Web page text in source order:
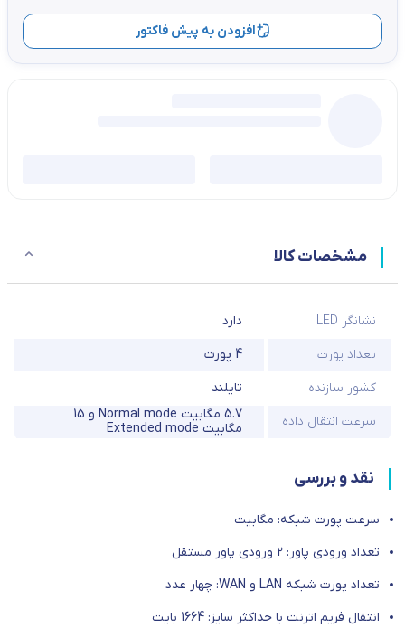
افزودن به پیش فاکتور
مشخصات کالا
نشانگر LED
دارد
تعداد پورت
4 پورت
کشور سازنده
تایلند
سرعت انتقال داده
5.7 مگابیت Normal mode و 15
مگابیت Extended mode
نقد و بررسی
سرعت پورت شبکه: مگابیت
تعداد ورودی پاور: 2 ورودی پاور مستقل
تعداد پورت شبکه LAN و WAN: چهار عدد
انتقال فریم اترنت با حداکثر سایز: 1664 بايت